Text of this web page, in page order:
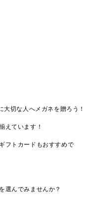
切な人へメガネを贈ろう！
えています！
フトカードもおすすめで
選んでみませんか？